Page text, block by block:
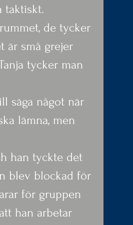
taktiskt.
de tycker
är små grejer
tycker man
säga något när
lämna, men
han tyckte det
blev blockad för
för gruppen
han arbetar